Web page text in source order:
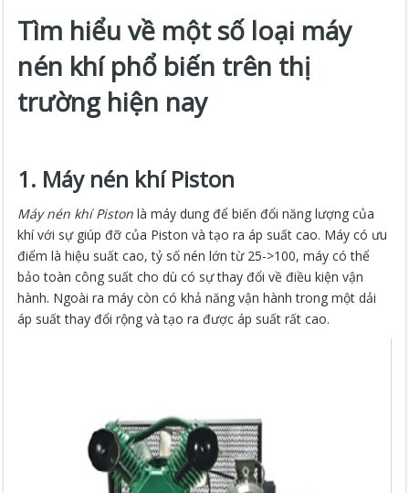
Tìm hiểu về một số loại máy
nén khí phổ biến trên thị
trường hiện nay
1. Máy nén khí Piston
Máy nén khí Piston là máy dung để biến đổi năng lượng của
khí với sự giúp đỡ của Piston và tạo ra áp suất cao. Máy có ưu
điểm là hiệu suất cao, tỷ số nén lớn từ 25->100, máy có thể
bảo toàn công suất cho dù có sự thay đổi về điều kiện vận
hành. Ngoài ra máy còn có khả năng vận hành trong một dải
áp suất thay đổi rộng và tạo ra được áp suất rất cao.